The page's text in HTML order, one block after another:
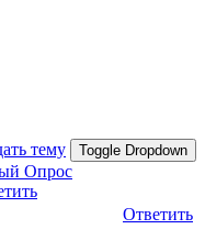
тему Toggle Dropdown
Опрос
Ответить